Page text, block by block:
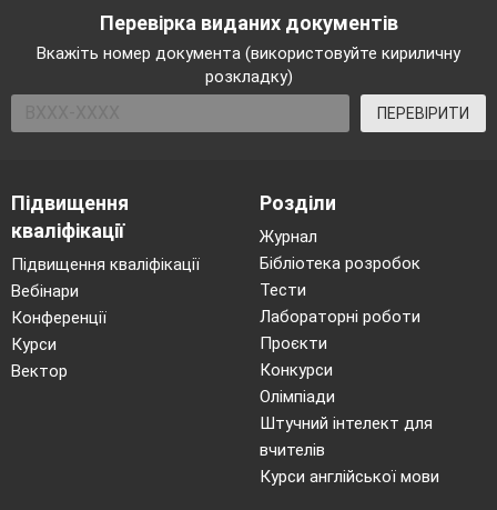
ВЕСНЯНА МОЗАЇКА
Як приходить весна?
Як прокидаються рослини?
Що роблять тварини
Як треба поводитися серед
26
ВЕСНЯНІ СВЯТА.
Як святкують прихід весни?
Які традиції святкування
Які традиції Великодня у
Про що розповідає писанка?
Що кладемо у великодній
НАВІЩО ТРЕБА
Навіщо ми їмо?
Як визначити корисну і
Перевірка виданих документів
Вкажіть номер документа (використовуйте кириличну
розкладку)
ПЕРЕВІРИТИ
Підвищення
кваліфікації
Підвищення кваліфікації
Вебінари
Конференції
Курси
Вектор
Розділи
Журнал
Бібліотека розробок
Тести
Лабораторні роботи
Проєкти
Конкурси
Олімпіади
Штучний інтелект для
вчителів
Курси англійської мови